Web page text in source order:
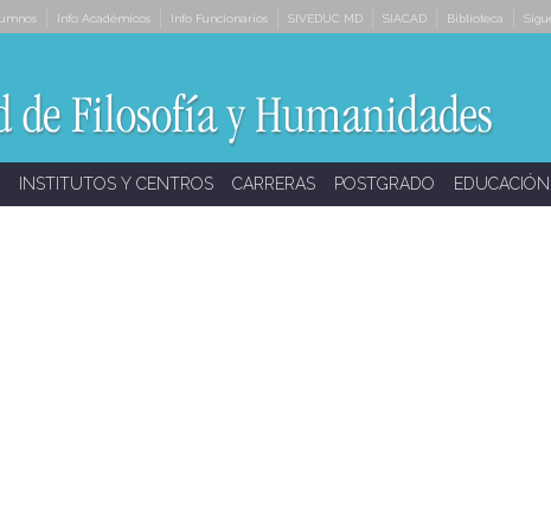
Info Académicos Info Funcionarios SIVEDUC MD SIACAD Biblioteca
INSTITUTOS Y CENTROS CARRERAS POSTGRADO